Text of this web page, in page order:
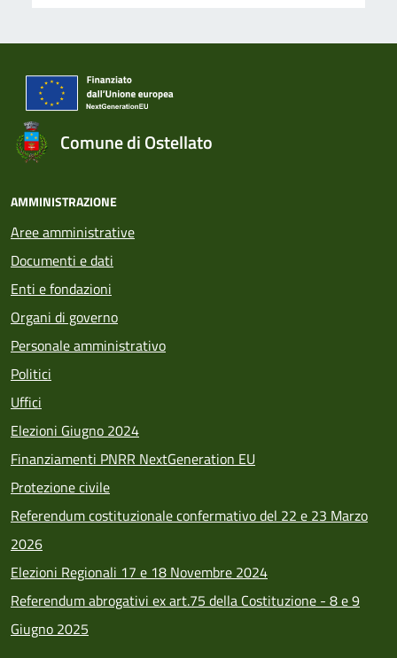
Comune di Ostellato
AMMINISTRAZIONE
Aree amministrative
Documenti e dati
Enti e fondazioni
Organi di governo
Personale amministrativo
Politici
Uffici
Elezioni Giugno 2024
Finanziamenti PNRR NextGeneration EU
Protezione civile
Referendum costituzionale confermativo del 22 e 23 Marzo
2026
Elezioni Regionali 17 e 18 Novembre 2024
Referendum abrogativi ex art.75 della Costituzione - 8 e 9
Giugno 2025